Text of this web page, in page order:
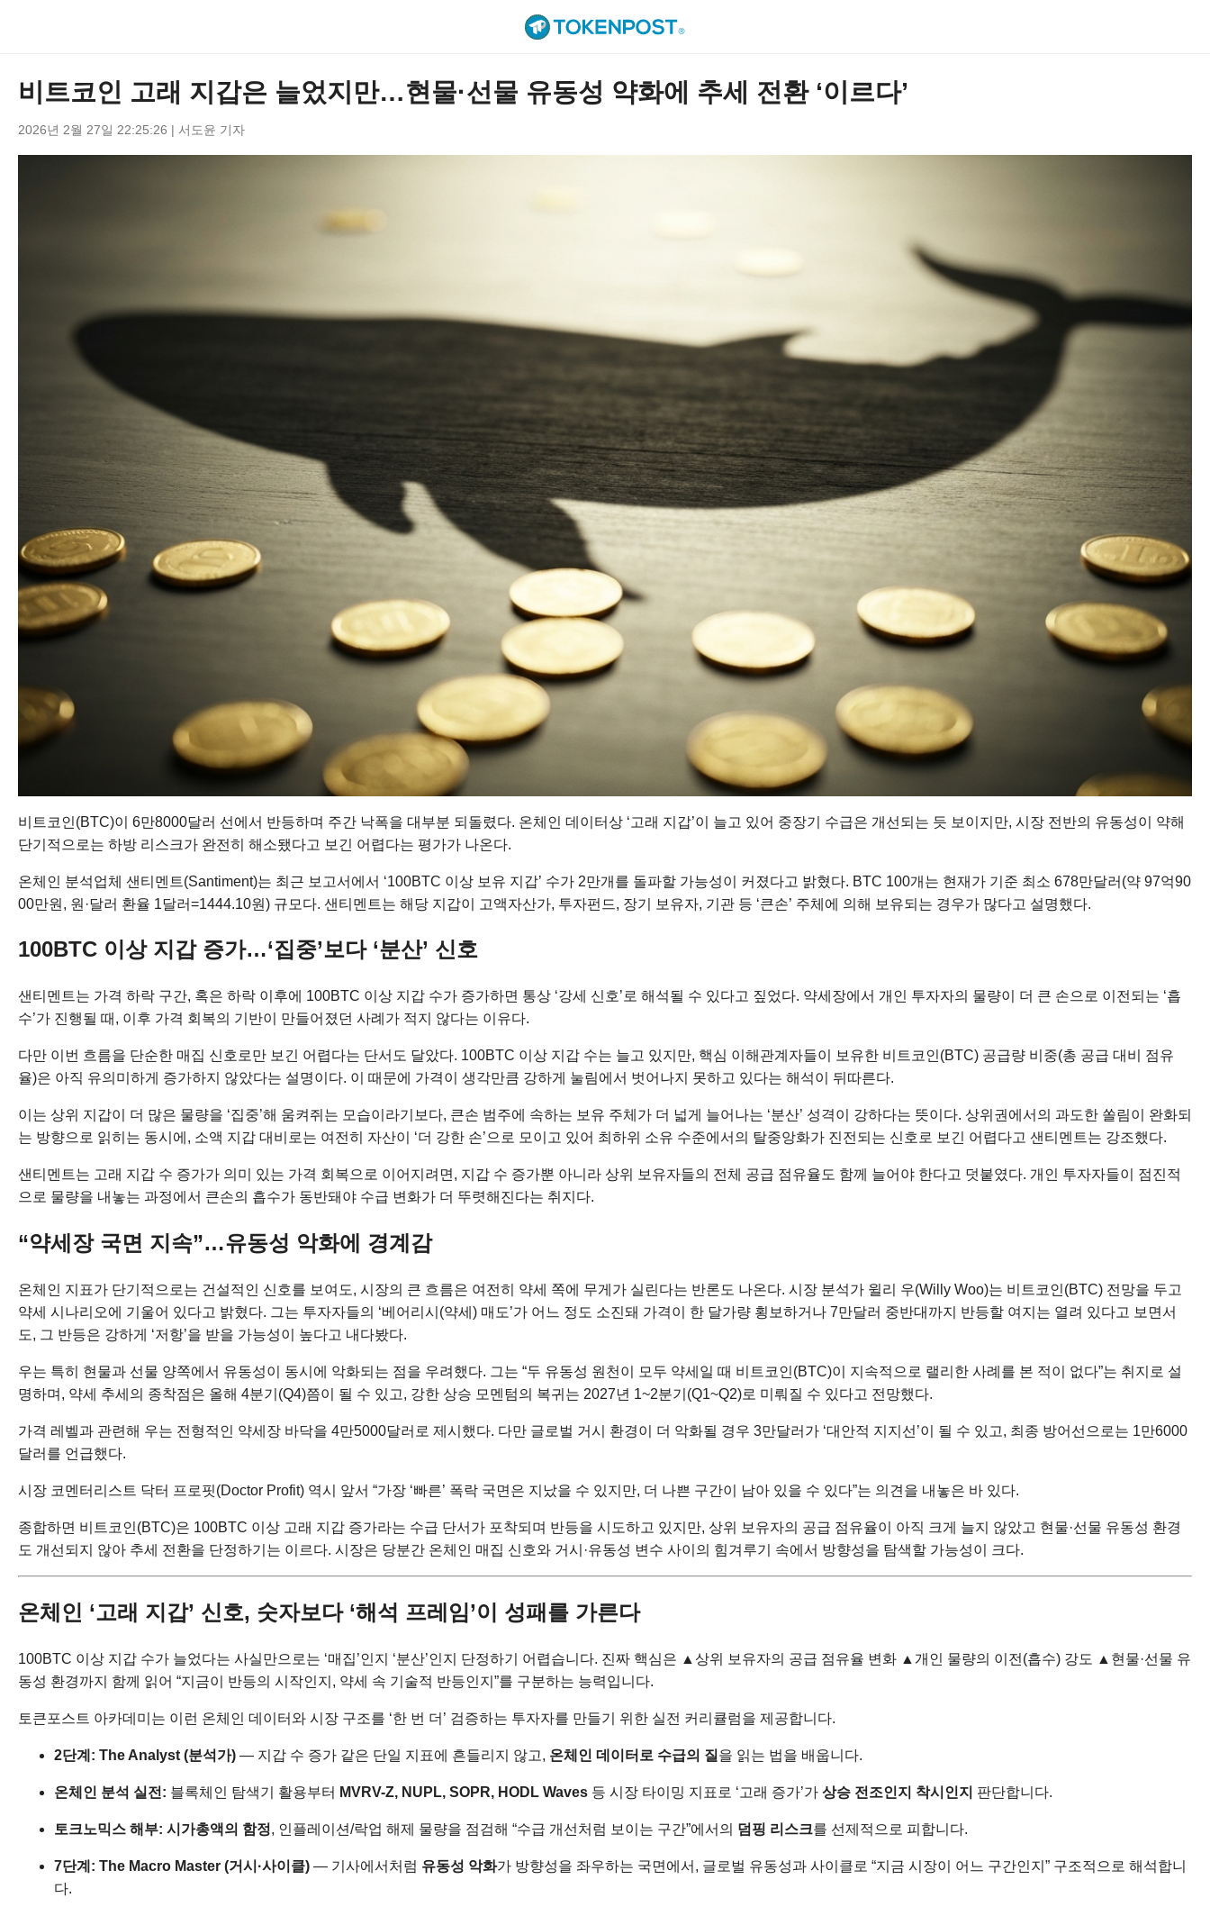
비트코인 고래 지갑은 늘었지만…현물·선물 유동성 약화에 추세 전환 ‘이르다’
2026년 2월 27일 22:25:26 | 서도윤 기자
비트코인(BTC)이 6만8000달러 선에서 반등하며 주간 낙폭을 대부분 되돌렸다. 온체인 데이터상 ‘고래 지갑’이 늘고 있어 중장기 수급은 개선되는 듯 보이지만, 시장 전반의 유동성이 약해
단기적으로는 하방 리스크가 완전히 해소됐다고 보긴 어렵다는 평가가 나온다.
온체인 분석업체 샌티멘트(Santiment)는 최근 보고서에서 ‘100BTC 이상 보유 지갑’ 수가 2만개를 돌파할 가능성이 커졌다고 밝혔다. BTC 100개는 현재가 기준 최소 678만달러(약 97억90
00만원, 원·달러 환율 1달러=1444.10원) 규모다. 샌티멘트는 해당 지갑이 고액자산가, 투자펀드, 장기 보유자, 기관 등 ‘큰손’ 주체에 의해 보유되는 경우가 많다고 설명했다.
100BTC 이상 지갑 증가…‘집중’보다 ‘분산’ 신호
샌티멘트는 가격 하락 구간, 혹은 하락 이후에 100BTC 이상 지갑 수가 증가하면 통상 ‘강세 신호’로 해석될 수 있다고 짚었다. 약세장에서 개인 투자자의 물량이 더 큰 손으로 이전되는 ‘흡
수’가 진행될 때, 이후 가격 회복의 기반이 만들어졌던 사례가 적지 않다는 이유다.
다만 이번 흐름을 단순한 매집 신호로만 보긴 어렵다는 단서도 달았다. 100BTC 이상 지갑 수는 늘고 있지만, 핵심 이해관계자들이 보유한 비트코인(BTC) 공급량 비중(총 공급 대비 점유
율)은 아직 유의미하게 증가하지 않았다는 설명이다. 이 때문에 가격이 생각만큼 강하게 눌림에서 벗어나지 못하고 있다는 해석이 뒤따른다.
이는 상위 지갑이 더 많은 물량을 ‘집중’해 움켜쥐는 모습이라기보다, 큰손 범주에 속하는 보유 주체가 더 넓게 늘어나는 ‘분산’ 성격이 강하다는 뜻이다. 상위권에서의 과도한 쏠림이 완화되
는 방향으로 읽히는 동시에, 소액 지갑 대비로는 여전히 자산이 ‘더 강한 손’으로 모이고 있어 최하위 소유 수준에서의 탈중앙화가 진전되는 신호로 보긴 어렵다고 샌티멘트는 강조했다.
샌티멘트는 고래 지갑 수 증가가 의미 있는 가격 회복으로 이어지려면, 지갑 수 증가뿐 아니라 상위 보유자들의 전체 공급 점유율도 함께 늘어야 한다고 덧붙였다. 개인 투자자들이 점진적
으로 물량을 내놓는 과정에서 큰손의 흡수가 동반돼야 수급 변화가 더 뚜렷해진다는 취지다.
“약세장 국면 지속”…유동성 악화에 경계감
온체인 지표가 단기적으로는 건설적인 신호를 보여도, 시장의 큰 흐름은 여전히 약세 쪽에 무게가 실린다는 반론도 나온다. 시장 분석가 윌리 우(Willy Woo)는 비트코인(BTC) 전망을 두고
약세 시나리오에 기울어 있다고 밝혔다. 그는 투자자들의 ‘베어리시(약세) 매도’가 어느 정도 소진돼 가격이 한 달가량 횡보하거나 7만달러 중반대까지 반등할 여지는 열려 있다고 보면서
도, 그 반등은 강하게 ‘저항’을 받을 가능성이 높다고 내다봤다.
우는 특히 현물과 선물 양쪽에서 유동성이 동시에 악화되는 점을 우려했다. 그는 “두 유동성 원천이 모두 약세일 때 비트코인(BTC)이 지속적으로 랠리한 사례를 본 적이 없다”는 취지로 설
명하며, 약세 추세의 종착점은 올해 4분기(Q4)쯤이 될 수 있고, 강한 상승 모멘텀의 복귀는 2027년 1~2분기(Q1~Q2)로 미뤄질 수 있다고 전망했다.
가격 레벨과 관련해 우는 전형적인 약세장 바닥을 4만5000달러로 제시했다. 다만 글로벌 거시 환경이 더 악화될 경우 3만달러가 ‘대안적 지지선’이 될 수 있고, 최종 방어선으로는 1만6000
달러를 언급했다.
시장 코멘터리스트 닥터 프로핏(Doctor Profit) 역시 앞서 “가장 ‘빠른’ 폭락 국면은 지났을 수 있지만, 더 나쁜 구간이 남아 있을 수 있다”는 의견을 내놓은 바 있다.
종합하면 비트코인(BTC)은 100BTC 이상 고래 지갑 증가라는 수급 단서가 포착되며 반등을 시도하고 있지만, 상위 보유자의 공급 점유율이 아직 크게 늘지 않았고 현물·선물 유동성 환경
도 개선되지 않아 추세 전환을 단정하기는 이르다. 시장은 당분간 온체인 매집 신호와 거시·유동성 변수 사이의 힘겨루기 속에서 방향성을 탐색할 가능성이 크다.
온체인 ‘고래 지갑’ 신호, 숫자보다 ‘해석 프레임’이 성패를 가른다
100BTC 이상 지갑 수가 늘었다는 사실만으로는 ‘매집’인지 ‘분산’인지 단정하기 어렵습니다. 진짜 핵심은 ▲상위 보유자의 공급 점유율 변화 ▲개인 물량의 이전(흡수) 강도 ▲현물·선물 유
동성 환경까지 함께 읽어 “지금이 반등의 시작인지, 약세 속 기술적 반등인지”를 구분하는 능력입니다.
토큰포스트 아카데미는 이런 온체인 데이터와 시장 구조를 ‘한 번 더’ 검증하는 투자자를 만들기 위한 실전 커리큘럼을 제공합니다.
2단계: The Analyst (분석가) — 지갑 수 증가 같은 단일 지표에 흔들리지 않고, 온체인 데이터로 수급의 질 을 읽는 법을 배웁니다.
온체인 분석 실전: 블록체인 탐색기 활용부터 MVRV-Z, NUPL, SOPR, HODL Waves 등 시장 타이밍 지표로 ‘고래 증가’가 상승 전조인지 착시인지 판단합니다.
토크노믹스 해부: 시가총액의 함정, 인플레이션/락업 해제 물량을 점검해 “수급 개선처럼 보이는 구간”에서의 덤핑 리스크를 선제적으로 피합니다.
7단계: The Macro Master (거시·사이클) — 기사에서처럼 유동성 악화가 방향성을 좌우하는 국면에서, 글로벌 유동성과 사이클로 “지금 시장이 어느 구간인지” 구조적으로 해석합니
다.